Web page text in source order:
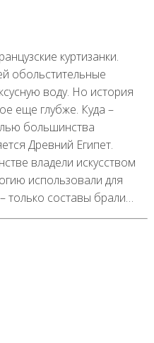
куртизанки.
обольстительные
воду. Но история
еще глубже. Куда –
большинства
Древний Египет.
владели искусством
использовали для
только составы брали…